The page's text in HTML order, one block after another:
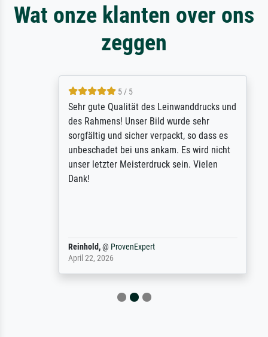
Wat onze klanten over ons
zeggen
5 / 5
Sehr gute Qualität des Leinwanddrucks und
des Rahmens! Unser Bild wurde sehr
sorgfältig und sicher verpackt, so dass es
unbeschadet bei uns ankam. Es wird nicht
unser letzter Meisterdruck sein. Vielen
Dank!
Reinhold,@ProvenExpert
April 22, 2026